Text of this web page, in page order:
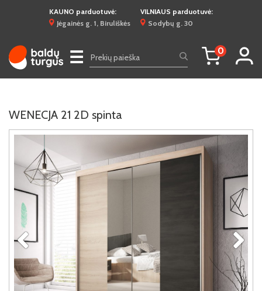
KAUNO parduotuvė:
Jėgainės g. 1, Biruliškės
VILNIAUS parduotuvė:
Sodybų g. 30
☰ 0
WENECJA 21 2D spinta